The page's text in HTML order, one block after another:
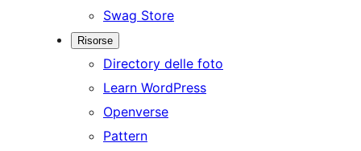
Swag Store
Risorse
Directory delle foto
Learn WordPress
Openverse
Pattern